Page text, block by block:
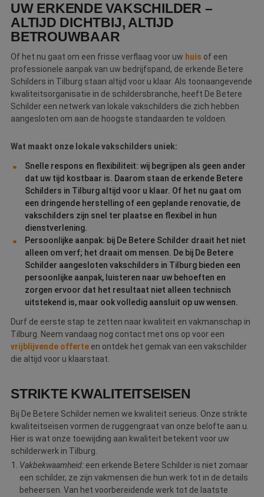
UW ERKENDE VAKSCHILDER –
ALTIJD DICHTBIJ, ALTIJD
BETROUWBAAR
Of het nu gaat om een frisse verflaag voor uw huis of een
professionele aanpak van uw bedrijfspand, de erkende Betere
Schilders in Tilburg staan altijd voor u klaar. Als toonaangevende
kwaliteitsorganisatie in de schildersbranche, heeft De Betere
Schilder een netwerk van lokale vakschilders die zich hebben
aangesloten om aan de hoogste standaarden te voldoen.
Wat maakt onze lokale vakschilders uniek:
Snelle respons en flexibiliteit: wij begrijpen als geen ander
dat uw tijd kostbaar is. Daarom staan de erkende Betere
Schilders in Tilburg altijd voor u klaar. Of het nu gaat om
een dringende herstelling of een geplande renovatie, de
vakschilders zijn snel ter plaatse en flexibel in hun
dienstverlening.
Persoonlijke aanpak: bij De Betere Schilder draait het niet
alleen om verf; het draait om mensen. De bij De Betere
Schilder aangesloten vakschilders in Tilburg bieden een
persoonlijke aanpak, luisteren naar uw behoeften en
zorgen ervoor dat het resultaat niet alleen technisch
uitstekend is, maar ook volledig aansluit op uw wensen.
Durf de eerste stap te zetten naar kwaliteit en vakmanschap in
Tilburg. Neem vandaag nog contact met ons op voor een
vrijblijvende offerte en ontdek het gemak van een vakschilder
die altijd voor u klaarstaat.
STRIKTE KWALITEITSEISEN
Bij De Betere Schilder nemen we kwaliteit serieus. Onze strikte
kwaliteitseisen vormen de ruggengraat van onze belofte aan u.
Hier is wat onze toewijding aan kwaliteit betekent voor uw
schilderwerk in Tilburg.
Vakbekwaamheid: een erkende Betere Schilder is niet zomaar
een schilder, ze zijn vakmensen die hun werk tot in de details
beheersen. Van het voorbereidende werk tot de laatste